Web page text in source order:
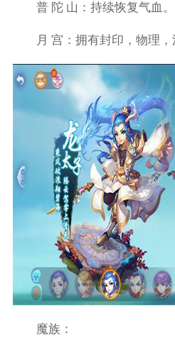
普 陀 山：持续恢复气血。
月 宫：拥有封印，物理
魔族：